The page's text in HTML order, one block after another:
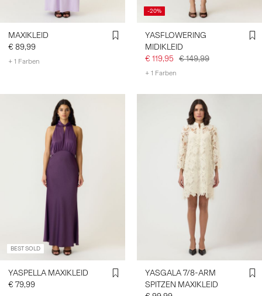
MAXIKLEID
€ 89,99
+ 1 Farben
-20%
YASFLOWERING
MIDIKLEID
€ 119,95 € 149,99
+ 1 Farben
BEST SOLD
YASPELLA MAXIKLEID
€ 79,99
YASGALA 7/8-ARM
SPITZEN MAXIKLEID